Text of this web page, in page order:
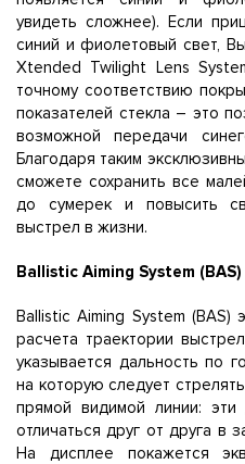
увидеть сложнее). Если
синий и фиолетовый свет,
Xtended Twilight Lens
точному соответствию
показателей стекла – это
возможной передачи
Благодаря таким
сможете сохранить все
до сумерек и повысить
выстрел в жизни.
Ballistic Aiming System (BAS)
Ballistic Aiming System (BAS)
расчета траектории
указывается дальность по
на которую следует
прямой видимой линии:
отличаться друг от друга в
На дисплее покажется